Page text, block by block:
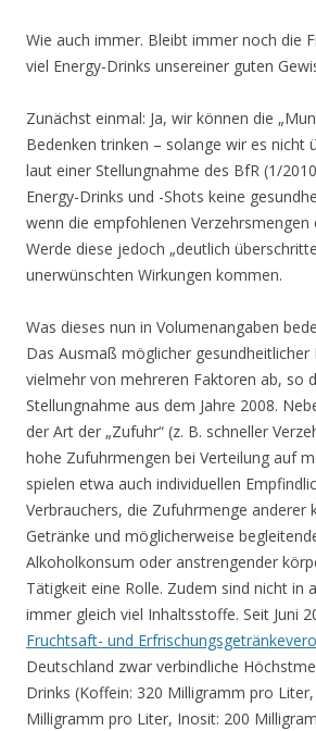
Wie auch immer. Bleibt immer noch die
viel Energy-Drinks unsereiner guten
Zunächst einmal: Ja, wir können die
Bedenken trinken – solange wir es nicht
laut einer Stellungnahme des BfR (1/
Energy-Drinks und -Shots keine
wenn die empfohlenen Verzehrsmengen
Werde diese jedoch „deutlich
unerwünschten Wirkungen kommen.
Was dieses nun in Volumenangaben
Das Ausmaß möglicher gesundheitlicher
vielmehr von mehreren Faktoren ab, so
Stellungnahme aus dem Jahre 2008.
der Art der „Zufuhr“ (z. B. schneller
hohe Zufuhrmengen bei Verteilung auf
spielen etwa auch individuellen
Verbrauchers, die Zufuhrmenge anderer
Getränke und möglicherweise
Alkoholkonsum oder anstrengender
Tätigkeit eine Rolle. Zudem sind nicht in
immer gleich viel Inhaltsstoffe. Seit Juni
Fruchtsaft- und
Deutschland zwar verbindliche
Drinks (Koffein: 320 Milligramm pro
Milligramm pro Liter, Inosit: 200